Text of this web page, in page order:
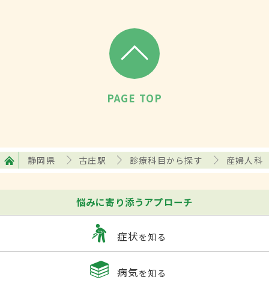
PAGE TOP
静岡県 古庄駅 診療科目から探す 産婦人科
悩みに寄り添うアプローチ
症状を知る
病気を知る